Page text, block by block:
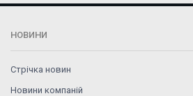
НОВИНИ
Стрічка новин
Новини компаній